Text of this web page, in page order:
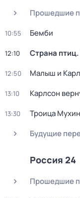
Прошедшие
10:55 Бемби
12:10 Страна птиц
12:50 Малыш и
13:10 Карлсон
13:30
Троица
Будущие
Россия 24
Прошедшие